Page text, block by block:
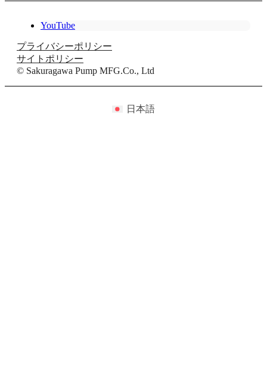
YouTube
プライバシーポリシー
サイトポリシー
© Sakuragawa Pump MFG.Co., Ltd
日本語